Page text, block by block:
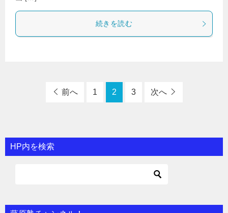
続きを読む
前へ 1 2 3 次へ
HP内を検索